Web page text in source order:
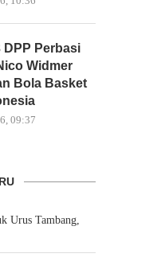
DPP Perbasi
Widmer
Bola Basket
09:37
Urus Tambang,